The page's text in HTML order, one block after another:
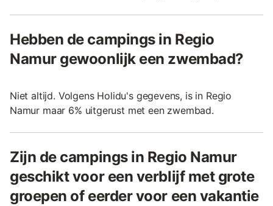
Hebben de campings in Regio
Namur gewoonlijk een zwembad?
Niet altijd. Volgens Holidu's gegevens, is in Regio
Namur maar 6% uitgerust met een zwembad.
Zijn de campings in Regio Namur
geschikt voor een verblijf met grote
groepen of eerder voor een vakantie